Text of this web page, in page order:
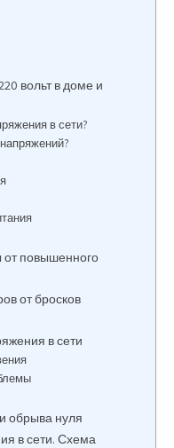
вольт в доме и
в сети?
от повышенного
от бросков
в сети
обрыва нуля
в сети. Схема